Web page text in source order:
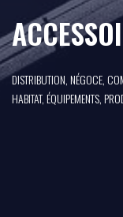
DISTRIBUTION, NÉGOCE,
HABITAT, ÉQUIPEMENTS,